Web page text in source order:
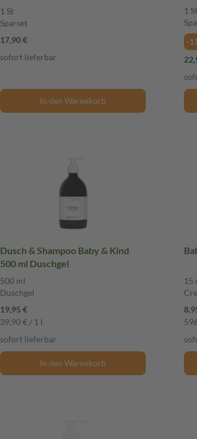
1 St
Sparset
17,90 €
sofort lieferbar
In den Warenkorb
1 St
-
Dusch & Shampoo Baby & Kind
500 ml Duschgel
500 ml
Duschgel
19,95 €
39,90 € / 1 l
sofort lieferbar
In den Warenkorb
15